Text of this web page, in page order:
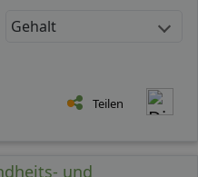
Gehalt
Teilen
und